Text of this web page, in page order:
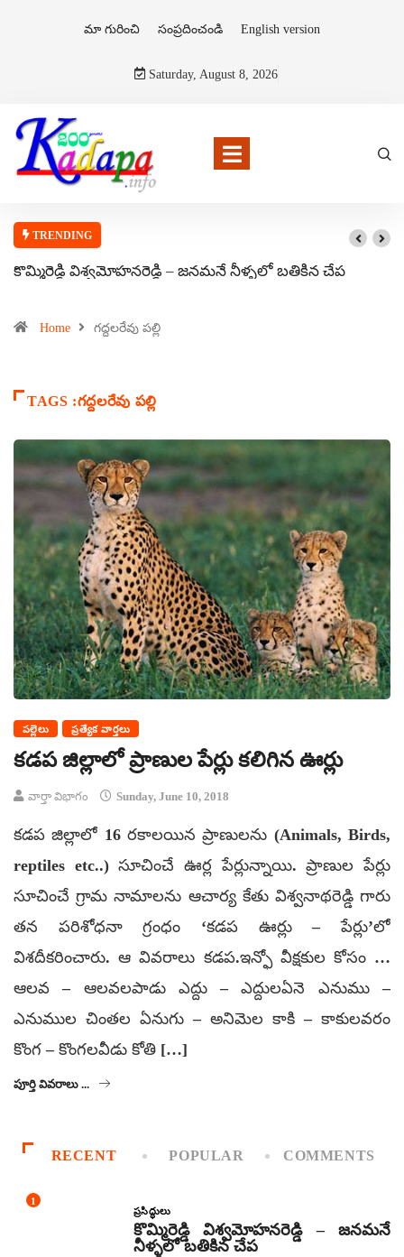
మా గురించి సంప్రదించండి English version
Saturday, August 8, 2026
TRENDING
కొమ్మిరెడ్డి విశ్వమోహనరెడ్డి – జనమనే నీళ్ళలో బతికిన చేప
Home గద్దలరేవు పల్లి
TAGS :గద్దలరేవు పల్లి
పల్లెలు ప్రత్యేక వార్తలు
కడప జిల్లాలో ప్రాణుల పేర్లు కలిగిన ఊర్లు
వార్తా విభాగం Sunday, June 10, 2018
కడప జిల్లాలో 16 రకాలయిన ప్రాణులను (Animals, Birds,
reptiles etc..) సూచించే ఊర్ల పేర్లున్నాయి. ప్రాణుల పేర్లు
సూచించే గ్రామ నామాలను ఆచార్య కేతు విశ్వనాథరెడ్డి గారు
తన పరిశోధనా గ్రంధం ‘కడప ఊర్లు – పేర్లు’లో
విశదీకరించారు. ఆ వివరాలు కడప.ఇన్ఫో వీక్షకుల కోసం …
ఆలవ – ఆలవలపాడు ఎద్దు – ఎద్దులఏనె ఎనుము –
ఎనుముల చింతల ఏనుగు – అనిమెల కాకి – కాకులవరం
కొంగ – కొంగలవీడు కోతి […]
పూర్తి వివరాలు ...
RECENT POPULAR COMMENTS
1
ప్రసిద్ధులు
కొమ్మిరెడ్డి విశ్వమోహనరెడ్డి – జనమనే
నీళ్ళలో బతికిన చేప